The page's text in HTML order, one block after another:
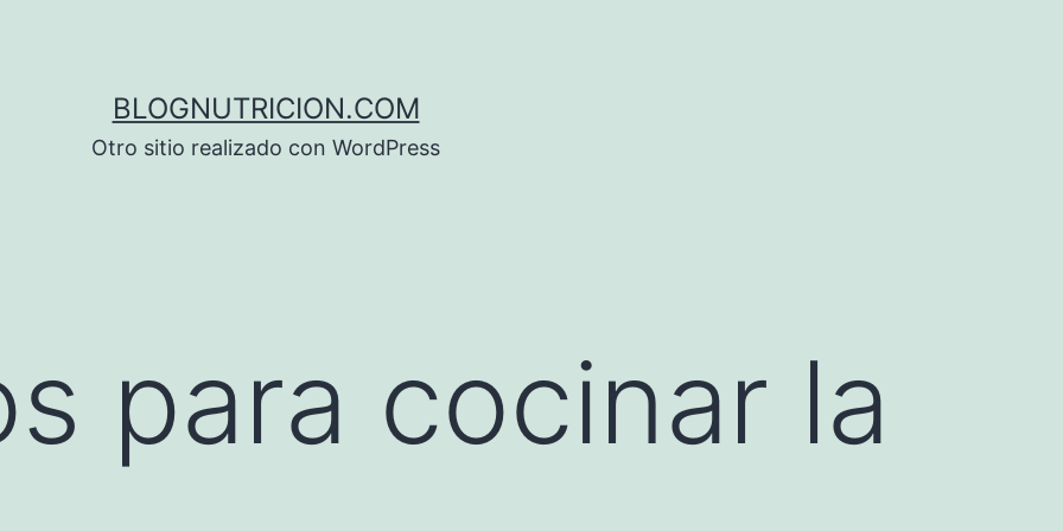
BLOGNUTRICION.COM
Otro sitio realizado con WordPress
para cocinar la